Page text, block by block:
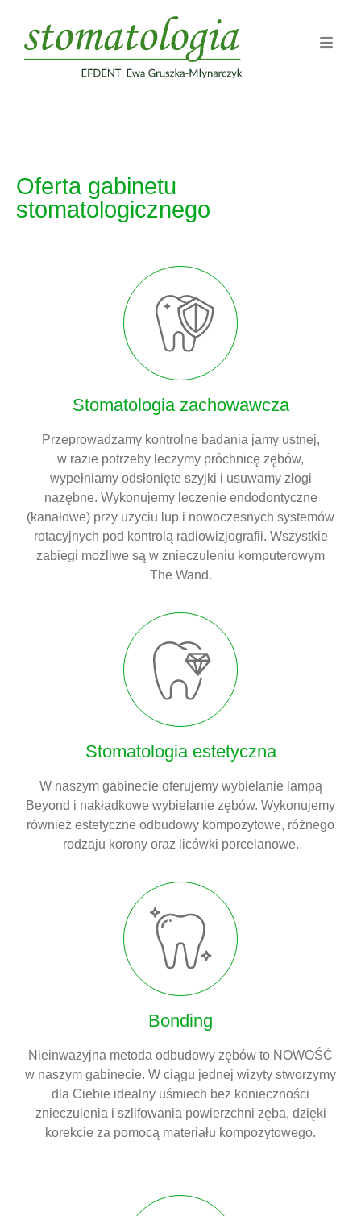
Oferta gabinetu
stomatologicznego
Stomatologia zachowawcza
Przeprowadzamy kontrolne badania jamy ustnej,
w razie potrzeby leczymy próchnicę zębów,
wypełniamy odsłonięte szyjki i usuwamy złogi
nazębne. Wykonujemy leczenie endodontyczne
(kanałowe) przy użyciu lup i nowoczesnych systemów
rotacyjnych pod kontrolą radiowizjografii. Wszystkie
zabiegi możliwe są w znieczuleniu komputerowym
The Wand.
Stomatologia estetyczna
W naszym gabinecie oferujemy wybielanie lampą
Beyond i nakładkowe wybielanie zębów. Wykonujemy
również estetyczne odbudowy kompozytowe, różnego
rodzaju korony oraz licówki porcelanowe.
Bonding
Nieinwazyjna metoda odbudowy zębów to NOWOŚĆ
w naszym gabinecie. W ciągu jednej wizyty stworzymy
dla Ciebie idealny uśmiech bez konieczności
znieczulenia i szlifowania powierzchni zęba, dzięki
korekcie za pomocą materiału kompozytowego.